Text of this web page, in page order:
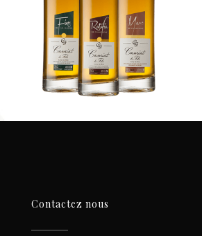
Contactez nous